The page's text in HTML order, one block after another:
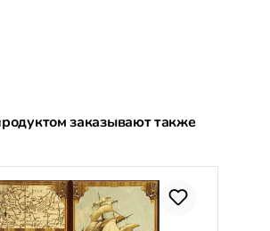
галерею продуктовзаказывают также